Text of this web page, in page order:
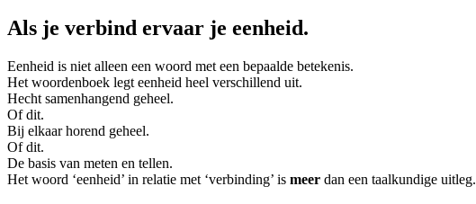
Als je verbind ervaar je eenheid.
Eenheid is niet alleen een woord met een bepaalde betekenis.
Het woordenboek legt eenheid heel verschillend uit.
Hecht samenhangend geheel.
Of dit.
Bij elkaar horend geheel.
Of dit.
De basis van meten en tellen.
Het woord ‘eenheid’ in relatie met ‘verbinding’ is meer dan een taalkundige uitleg.